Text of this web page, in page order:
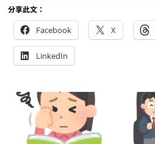
分享此文：
Facebook X
LinkedIn